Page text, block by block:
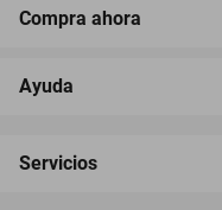
Compra ahora
Ayuda
Servicios